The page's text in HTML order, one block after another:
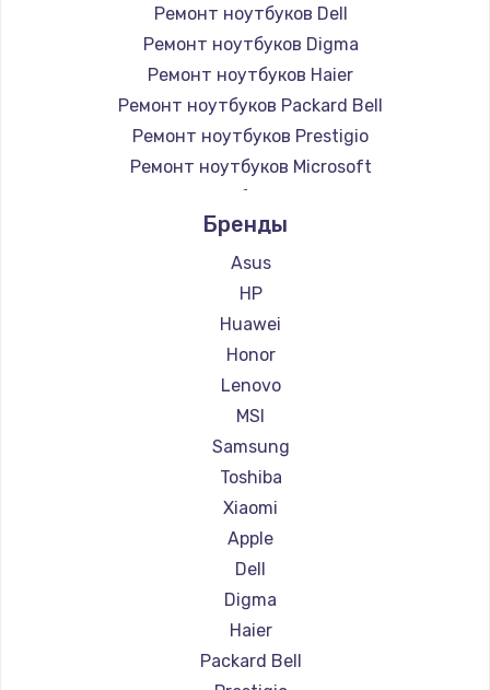
Ремонт ноутбуков Dell
Ремонт ноутбуков Digma
Ремонт ноутбуков Haier
Ремонт ноутбуков Packard Bell
Ремонт ноутбуков Prestigio
Ремонт ноутбуков Microsoft
Ремонт ноутбуков Alienware
Ремонт ноутбуков Aquarius
Ремонт ноутбуков Gigabyte
Ремонт ноутбуков Aorus
Ремонт ноутбуков Maibenben
Ремонт ноутбуков Getac
Ремонт ноутбуков Epson
Ремонт ноутбуков Philips
Ремонт ноутбуков LG
Ремонт ноутбуков Panasonic
Ремонт ноутбуков Irbis
Ремонт ноутбуков Thunderobot
Ремонт ноутбуков Hasee
Ремонт ноутбуков ZTE
Ремонт ноутбуков Hiper
Ремонт ноутбуков Evga
Бренды
Asus
HP
Huawei
Honor
Lenovo
MSI
Samsung
Toshiba
Xiaomi
Apple
Dell
Digma
Haier
Packard Bell